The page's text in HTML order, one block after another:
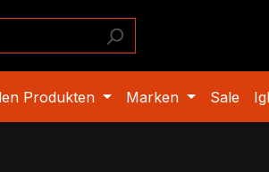
Produkten Marken Sale